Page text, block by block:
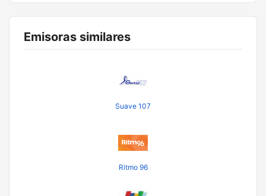
Emisoras similares
Suave 107
Ritmo 96